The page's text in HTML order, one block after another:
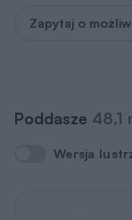
Zapytaj o
Poddasze 48,1
Wersja lustrzana
Wersja